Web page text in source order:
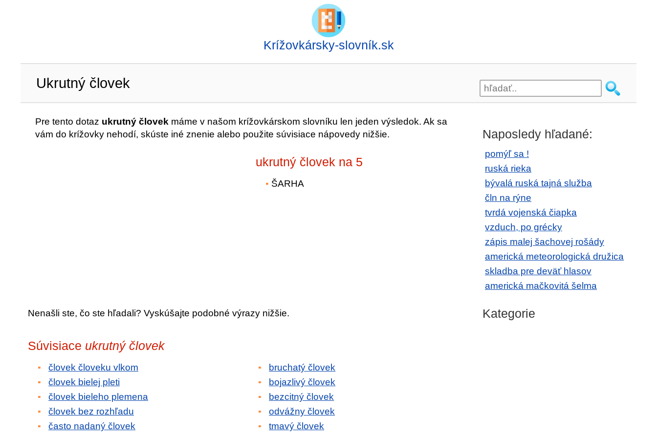
Krížovkársky-slovník.sk
Ukrutný človek
Pre tento dotaz ukrutný človek máme v našom krížovkárskom slovníku len jeden výsledok. Ak sa
vám do krížovky nehodí, skúste iné znenie alebo použite súvisiace nápovedy nižšie.
ukrutný človek na 5
ŠARHA
Nenašli ste, čo ste hľadali? Vyskúšajte podobné výrazy nižšie.
Súvisiace ukrutný človek
človek človeku vlkom
človek bielej pleti
človek bieleho plemena
človek bez rozhľadu
často nadaný človek
bruchatý človek
bojazlivý človek
bezcitný človek
odvážny človek
tmavý človek
Naposledy hľadané:
pomýľ sa !
ruská rieka
bývalá ruská tajná služba
čln na rýne
tvrdá vojenská čiapka
vzduch, po grécky
zápis malej šachovej rošády
americká meteorologická družica
skladba pre deväť hlasov
americká mačkovitá šelma
Kategorie